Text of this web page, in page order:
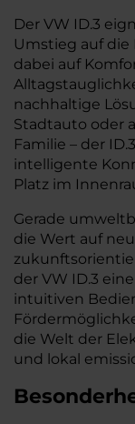
Der VW ID.3
Umstieg auf
dabei auf
nachhaltige
Stadtauto oder
Familie – der
intelligente
Platz im
Gerade
die Wert auf
der VW ID.3
intuitiven
die Welt der
und lokal